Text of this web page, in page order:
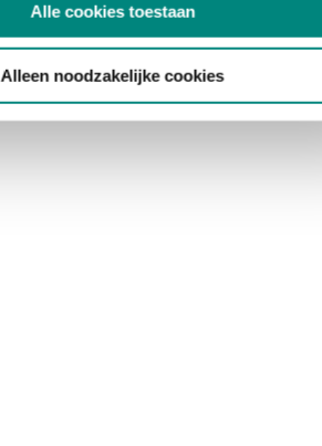
Alle cookies toestaan
Alleen noodzakelijke cookies